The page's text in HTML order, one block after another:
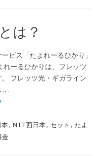
は？
ビス「たよれーるひかり」
れーるひかりは、フレッツ
フレッツ光・ギガライン
…
本, NTT西日本, セット , たよ
金